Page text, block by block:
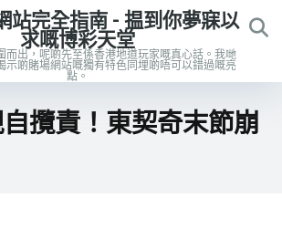
站完全指南 - 揾到你夢寐以
求嘅博彩天堂
而出，呢啲先至係香港地道玩家嘅真心話。我哋
示啲賭場網站嘅獨有特色同埋啲唔可以錯過嘅亮
點。
攬責！東契奇末節崩